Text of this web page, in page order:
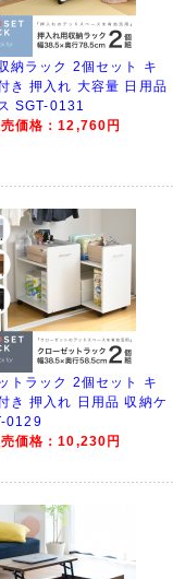
納ラック 2個セット キ
き 押入れ 大容量 日用品
SGT-0131
売価格：12,760円
トラック 2個セット キ
き 押入れ 日用品 収納ケ
0129
売価格：10,230円